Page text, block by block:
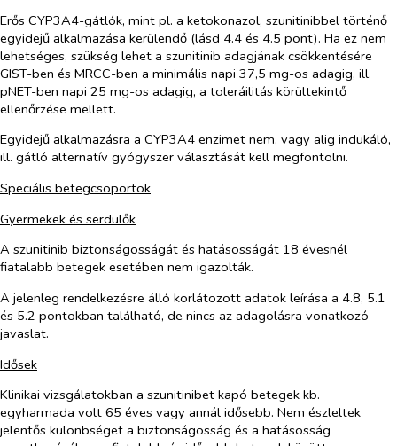
Erős CYP3A4-gátlók, mint pl. a ketokonazol, szunitinibbel történő
egyidejű alkalmazása kerülendő (lásd 4.4 és 4.5 pont). Ha ez nem
lehetséges, szükség lehet a szunitinib adagjának csökkentésére
GIST-ben és MRCC-ben a minimális napi 37,5 mg-os adagig, ill.
pNET-ben napi 25 mg-os adagig, a toleráilitás körültekintő
ellenőrzése mellett.
Egyidejű alkalmazásra a CYP3A4 enzimet nem, vagy alig indukáló,
ill. gátló alternatív gyógyszer választását kell megfontolni.
Speciális betegcsoportok
Gyermekek és serdülők
A szunitinib biztonságosságát és hatásosságát 18 évesnél
fiatalabb betegek esetében nem igazolták.
A jelenleg rendelkezésre álló korlátozott adatok leírása a 4.8, 5.1
és 5.2 pontokban található, de nincs az adagolásra vonatkozó
javaslat.
Idősek
Klinikai vizsgálatokban a szunitinibet kapó betegek kb.
egyharmada volt 65 éves vagy annál idősebb. Nem észleltek
jelentős különbséget a biztonságosság és a hatásosság